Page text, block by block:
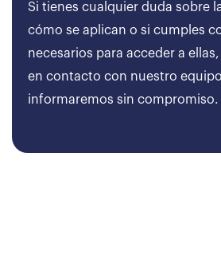
Si tienes cualquier duda sobre
cómo se aplican o si cumples
necesarios para acceder a
en contacto con nuestro
informaremos sin compromiso.